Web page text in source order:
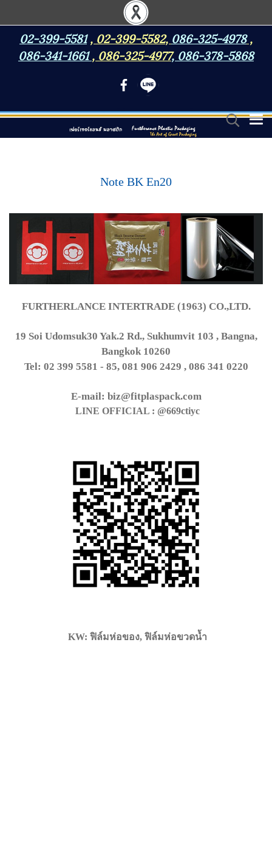
02-399-5581 , 02-399-5582, 086-325-4978,
086-341-1661 , 086-325-4977, 086-378-5868
Note BK En20
FURTHERLANCE INTERTRADE (1963) CO.,LTD.
19 Soi Udomsuk30 Yak.2 Rd., Sukhumvit 103 , Bangna,
Bangkok 10260
Tel: 02 399 5581 - 85, 081 906 2429 , 086 341 0220
E-mail: biz@fitplaspack.com
LINE OFFICIAL : @669ctiyc
KW: ฟิล์มห่อของ, ฟิล์มห่อขวดน้ำ